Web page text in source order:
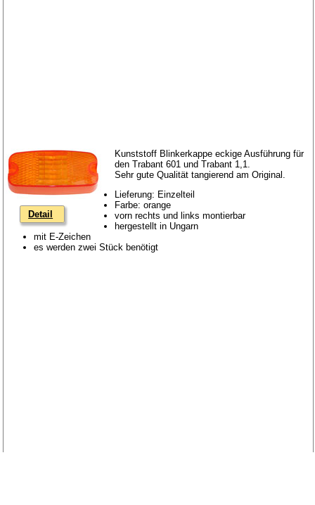
Detail
Kunststoff Blinkerkappe eckige Ausführung für
den Trabant 601 und Trabant 1,1.
Sehr gute Qualität tangierend am Original.
Lieferung: Einzelteil
Farbe: orange
vorn rechts und links montierbar
hergestellt in Ungarn
mit E-Zeichen
es werden zwei Stück benötigt